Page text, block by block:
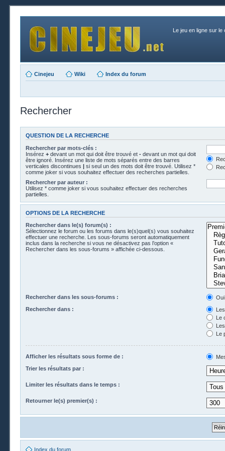
Le jeu en ligne sur le
Cinejeu Wiki Index du forum
Rechercher
QUESTION DE LA RECHERCHE
Rechercher par mots-clés :
Insérez + devant un mot qui doit être trouvé et - devant un mot qui doit
être ignoré. Insérez une liste de mots séparés entre des barres
verticales discontinues | si seul un des mots doit être trouvé. Utilisez *
comme joker si vous souhaitez effectuer des recherches partielles.
Rechercher par auteur :
Utilisez * comme joker si vous souhaitez effectuer des recherches
partielles.
OPTIONS DE LA RECHERCHE
Rechercher dans le(s) forum(s) :
Sélectionnez le forum ou les forums dans le(s)quel(s) vous souhaitez
effectuer une recherche. Les sous-forums seront automatiquement
inclus dans la recherche si vous ne désactivez pas l’option «
Rechercher dans les sous-forums » affichée ci-dessous.
Rechercher dans les sous-forums :
Oui
Rechercher dans :
Le
Le
Afficher les résultats sous forme de :
Trier les résultats par :
Limiter les résultats dans le temps :
Retourner le(s) premier(s) :
Index du forum